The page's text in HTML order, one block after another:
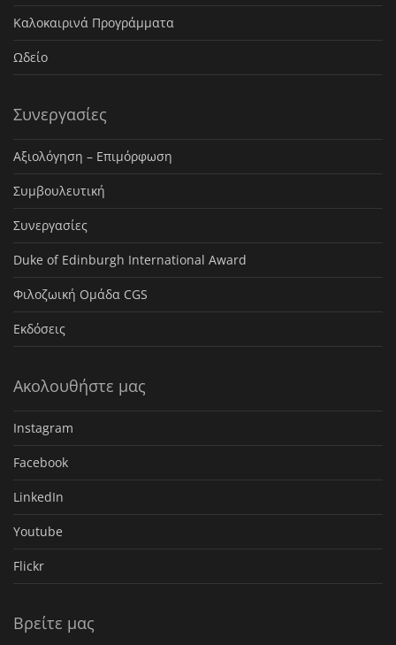
Καλοκαιρινά Προγράμματα
Ωδείο
Συνεργασίες
Αξιολόγηση – Επιμόρφωση
Συμβουλευτική
Συνεργασίες
Duke of Edinburgh International Award
Φιλοζωική Ομάδα CGS
Εκδόσεις
Ακολουθήστε μας
Instagram
Facebook
LinkedIn
Youtube
Flickr
Βρείτε μας